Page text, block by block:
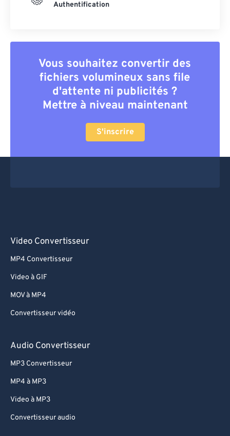
Authentification
Vous souhaitez convertir des
fichiers volumineux sans file
d'attente ni publicités ?
Mettre à niveau maintenant
S'inscrire
Video Convertisseur
MP4 Convertisseur
Video à GIF
MOV à MP4
Convertisseur vidéo
Audio Convertisseur
MP3 Convertisseur
MP4 à MP3
Video à MP3
Convertisseur audio